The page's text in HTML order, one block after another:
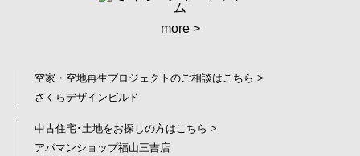
more >
空家・空地再生プロジェクトのご相談はこちら >
さくらデザインビルド
中古住宅･土地をお探しの方はこちら >
アパマンショップ福山三吉店